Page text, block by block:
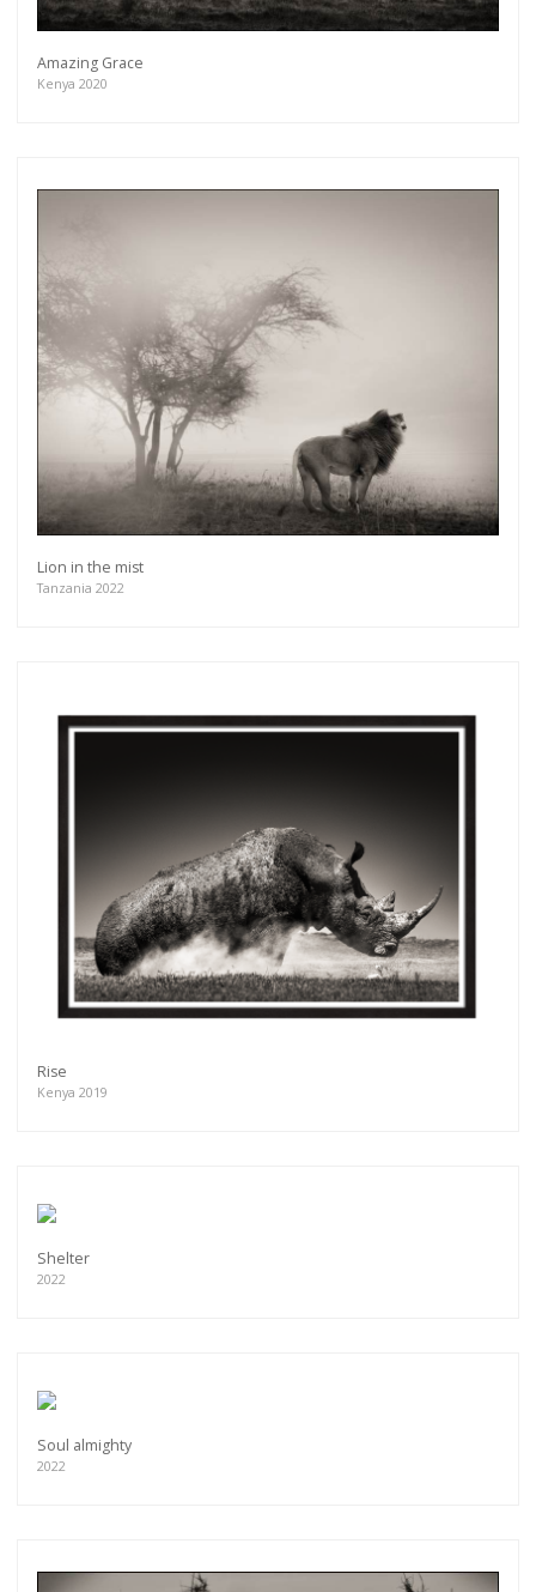
Amazing Grace
Kenya 2020
Lion in the mist
Tanzania 2022
Rise
Kenya 2019
Shelter
2022
Soul almighty
2022